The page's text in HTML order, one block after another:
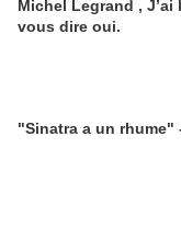
Michel Legrand , J’ai
vous dire oui.
"Sinatra a un rhume"